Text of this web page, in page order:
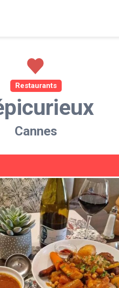
Restaurants
Cannes